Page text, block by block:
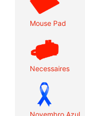
Mouse Pad
Necessaires
Novembro Azul